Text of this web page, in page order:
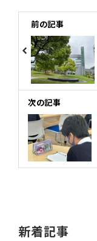
前の記事
次の記事
新着記事